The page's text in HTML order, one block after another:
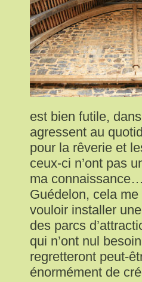
est bien futile,
agressent au
pour la rêverie et
ceux-ci n’ont pas
ma
Guédelon, cela
vouloir installer
des parcs
qui n’ont nul
regretteront peut-
énormément de